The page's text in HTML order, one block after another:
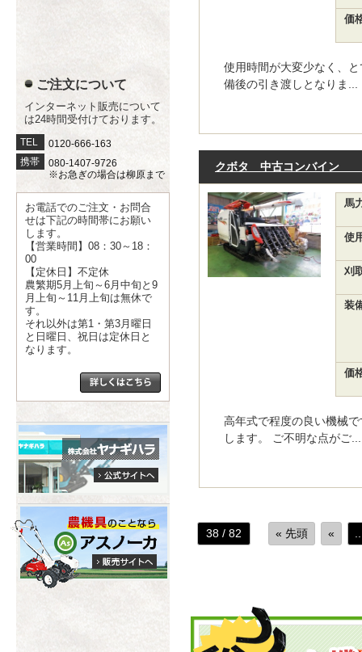
価
使用時間が大変少なく、
備後の引き渡しとなりま...
クボタ 中古コンバイン
馬
使
刈
装
価
高年式で程度の良い機械
します。 ご不明な点がご...
38 / 82 « 先頭 «
ご注文について
インターネット販売について
は24時間受付けております。
TEL
0120-666-163
携帯
080-1407-9726
※お急ぎの場合は柳原まで
お電話でのご注文・お問合
せは下記の時間帯にお願い
します。
【営業時間】08：30～18：
00
【定休日】不定休
農繁期5月上旬～6月中旬と9
月上旬～11月上旬は無休で
す。
それ以外は第1・第3月曜日
と日曜日、祝日は定休日と
なります。